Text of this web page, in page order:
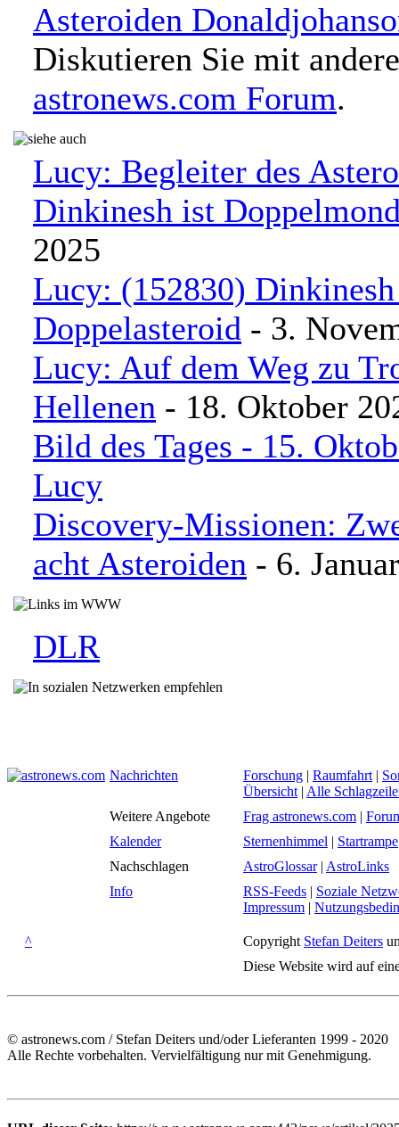
Asteroiden
Diskutieren Sie mit
astronews.com Forum.
Lucy: Begleiter des
Dinkinesh ist
2025
Lucy: (152830)
Doppelasteroid - 3.
Lucy: Auf dem Weg zu
Hellenen - 18. Oktober
Bild des Tages - 15.
Lucy
Discovery-Missionen:
acht Asteroiden - 6.
DLR
Nachrichten Forschung | Raumfahrt |
Übersicht | Alle
Weitere Angebote
Frag astronews.com |
Kalender
Sternenhimmel | Startrampe
Nachschlagen
AstroGlossar| AstroLinks
Info
RSS-Feeds | Soziale
Impressum |
^ Copyright Stefan Deiters
Diese Website wird auf
© astronews.com / Stefan Deiters und/oder Lieferanten 1999 - 2020
Alle Rechte vorbehalten. Vervielfältigung nur mit Genehmigung.